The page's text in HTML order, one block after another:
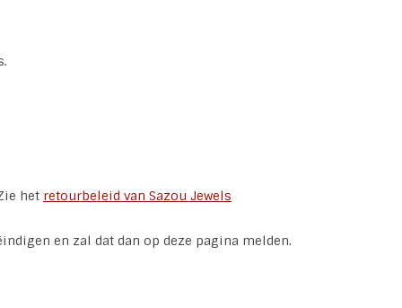
het retourbeleid van Sazou Jewels
en zal dat dan op deze pagina melden.